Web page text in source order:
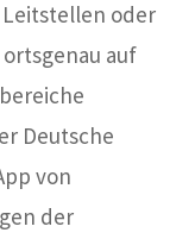
oder
auf
Deutsche
von
der